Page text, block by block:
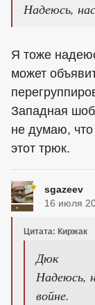
Надеюсь,
Я тоже
может
Западная
не думаю,
этот трюк.
sgazeev
16 июля
Цитата: Киржак
Дюк
Надеюсь,
войне.